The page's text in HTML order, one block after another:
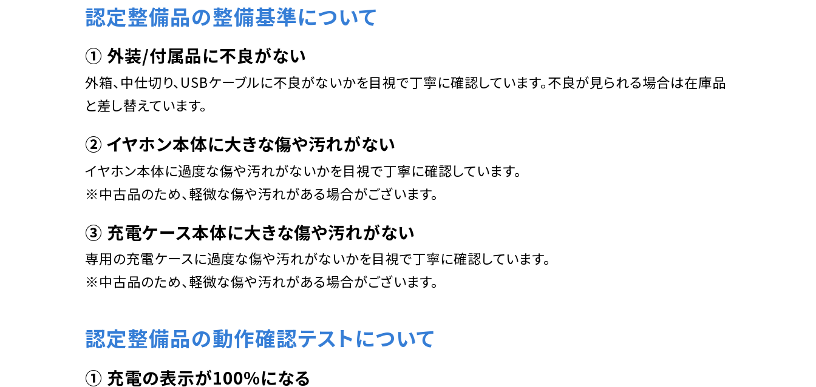
認定整備品の整備基準について
➀ 外装/付属品に不良がない
外箱、中仕切り、USBケーブルに不良がないかを目視で丁寧に確認しています。不良が見られる場合は在庫品
と差し替えています。
➁ イヤホン本体に大きな傷や汚れがない
イヤホン本体に過度な傷や汚れがないかを目視で丁寧に確認しています。
※中古品のため、軽微な傷や汚れがある場合がございます。
➂ 充電ケース本体に大きな傷や汚れがない
専用の充電ケースに過度な傷や汚れがないかを目視で丁寧に確認しています。
※中古品のため、軽微な傷や汚れがある場合がございます。
認定整備品の動作確認テストについて
➀ 充電の表示が100%になる